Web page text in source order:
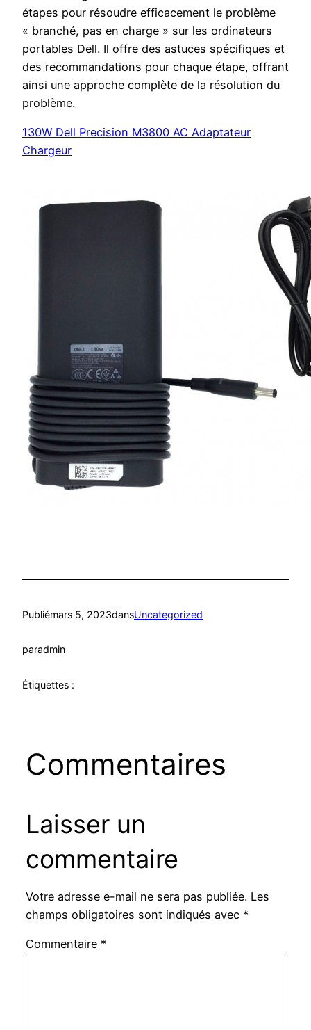
étapes pour résoudre efficacement le problème
« branché, pas en charge » sur les ordinateurs
portables Dell. Il offre des astuces spécifiques et
des recommandations pour chaque étape, offrant
ainsi une approche complète de la résolution du
problème.
130W Dell Precision M3800 AC Adaptateur
Chargeur
Publiémars 5, 2023dansUncategorized
paradmin
Étiquettes :
Commentaires
Laisser un
commentaire
Votre adresse e-mail ne sera pas publiée. Les
champs obligatoires sont indiqués avec *
Commentaire *